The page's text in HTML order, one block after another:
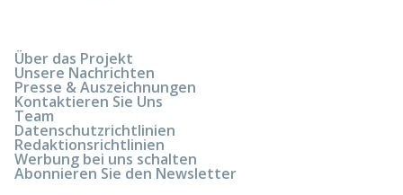
Über das Projekt
Unsere Nachrichten
Presse & Auszeichnungen
Kontaktieren Sie Uns
Team
Datenschutzrichtlinien
Redaktionsrichtlinien
Werbung bei uns schalten
Abonnieren Sie den Newsletter